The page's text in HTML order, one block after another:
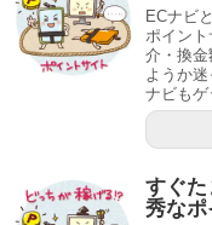
ECナビ
ポイン
介・換金
ようか
ナビもゲ
すぐ
秀なポ